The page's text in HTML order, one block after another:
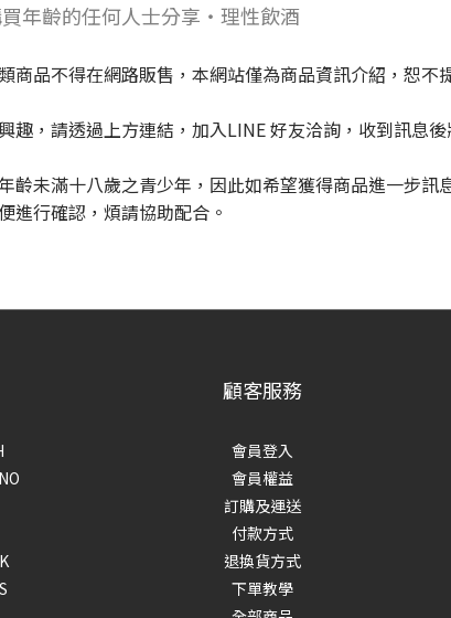
年齡的任何人士分享・理性飲酒
商品不得在網路販售，本網站僅為商品資訊介紹，恕不
趣，請透過上方連結，加入LINE 好友洽詢，收到訊息
齡未滿十八歲之青少年，因此如希望獲得商品進一步
進行確認，煩請協助配合。
顧客服務
會員登入
會員權益
訂購及運送
付款方式
退換貨方式
下單教學